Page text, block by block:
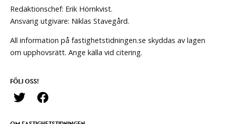
Redaktionschef: Erik Hörnkvist.
Ansvarig utgivare: Niklas Stavegård.
All information på fastighetstidningen.se skyddas av lagen
om upphovsrätt. Ange källa vid citering.
FÖLJ OSS!